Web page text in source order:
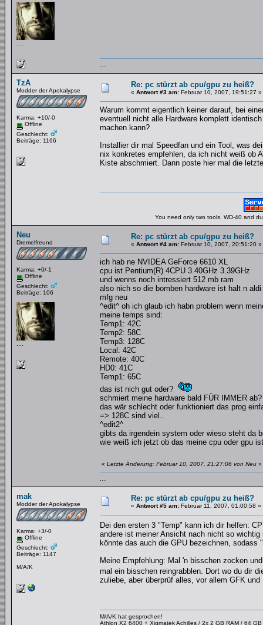
TzA
Modder der Apokalypse
Karma: +10/-0
Offline
Geschlecht:
Beiträge: 1166
Re: pc stürzt ab cpu/gpu zu heiß?
« Antwort #3 am: Februar 10, 2007, 19:51:27 »
Warum kommt eigentlich keiner darauf, bei
eventuell nicht alle Hardware komplett
machen kann?
Installier dir mal Speedfan und ein Tool, was
nix konkretes empfehlen, da ich nicht weiß ob
Kiste abschmiert. Dann poste hier mal die
You need only two tools. WD-40 and
Neu
Dremelfreund
Karma: +0/-1
Offline
Geschlecht:
Beiträge: 106
Re: pc stürzt ab cpu/gpu zu heiß?
« Antwort #4 am: Februar 10, 2007, 20:51:20 »
ich hab ne NVIDEA GeForce 6610 XL
cpu ist Pentium(R) 4CPU 3.40GHz 3.39GHz
und wenns noch intressiert 512 mb ram
also nich so die bomben hardware ist halt n
mfg neu
^edit^ oh ich glaub ich habn problem wenn
meine temps sind:
Temp1: 42C
Temp2: 58C
Temp3: 128C
Local: 42C
Remote: 40C
HD0: 41C
Temp1: 65C
das ist nich gut oder?
schmiert meine hardware bald FÜR IMMER ab?
das wär schlecht oder funktioniert das prog
=> 128C sind viel..
^edit2^
gibts da irgendein system oder wieso steht da
wie weiß ich jetzt ob das meine cpu oder gpu
« Letzte Änderung: Februar 10, 2007, 21:27:06 von Neu »
mak
Modder der Apokalypse
Karma: +3/-0
Offline
Geschlecht:
Beiträge: 1147
M/A/K
Re: pc stürzt ab cpu/gpu zu heiß?
« Antwort #5 am: Februar 11, 2007, 01:00:58 »
Dei den ersten 3 "Temp" kann ich dir helfen:
andere ist meiner Ansicht nach nicht so
könnte das auch die GPU bezeichnen, sodass
Meine Empfehlung: Mal 'n bisschen zocken
mal ein bisschen reingrabblen. Dort wo du dir
zuliebe, aber überprüf alles, vor allem GFK und
M/A/K hat gesprochen!
Athlon X2 6400 + Xigmatek Achilles / 2x 2 GB RAM / 64 GB